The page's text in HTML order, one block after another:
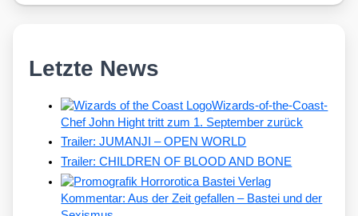
Letzte News
Wizards-of-the-Coast-
Chef John Hight tritt zum 1. September zurück
Trailer: JUMANJI – OPEN WORLD
Trailer: CHILDREN OF BLOOD AND BONE
Kommentar: Aus der Zeit gefallen – Bastei und der